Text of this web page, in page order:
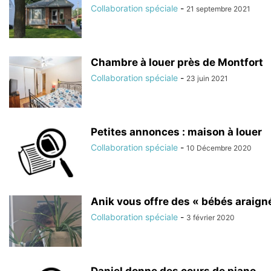
Collaboration spéciale - 21 septembre 2021
Chambre à louer près de Montfort
Collaboration spéciale - 23 juin 2021
Petites annonces : maison à louer
Collaboration spéciale - 10 Décembre 2020
Anik vous offre des « bébés
Collaboration spéciale - 3 février 2020